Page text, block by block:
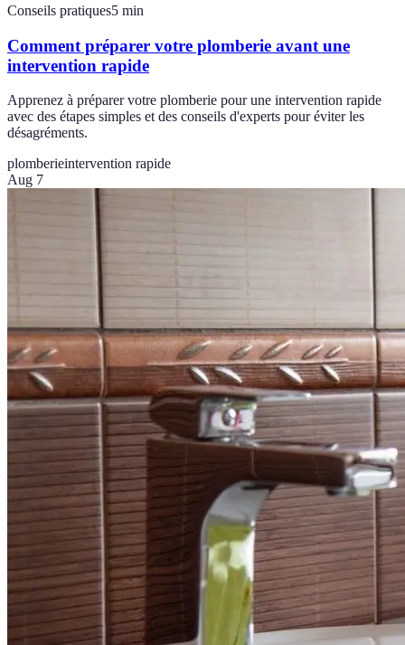
Conseils pratiques5 min
Comment préparer votre plomberie avant une
intervention rapide
Apprenez à préparer votre plomberie pour une intervention rapide
avec des étapes simples et des conseils d'experts pour éviter les
désagréments.
plomberieintervention rapide
Aug 7